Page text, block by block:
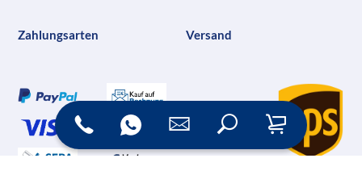
Zahlungsarten Versand